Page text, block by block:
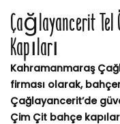
Çağlayancerit Tel
Kapıları
Kahramanmaraş
firması olarak,
Çağlayancerit’de
Çim Çit bahçe